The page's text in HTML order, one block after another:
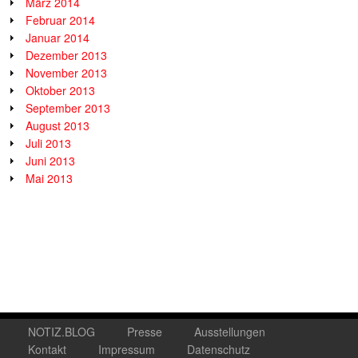
Februar 2014
Januar 2014
Dezember 2013
November 2013
Oktober 2013
September 2013
August 2013
Juli 2013
Juni 2013
Mai 2013
NOTIZ.BLOG Presse
Ausstellungen
Kontakt
Impressum Datenschutz